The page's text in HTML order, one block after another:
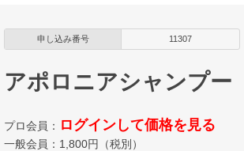
申し込み番号 11307
アポロニアシャンプー
プロ会員： ログインして価格を見る
一般会員： 1,800円（税別）